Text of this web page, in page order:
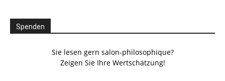
Spenden
Sie lesen gern salon-philosophique?
Zeigen Sie Ihre Wertschätzung!